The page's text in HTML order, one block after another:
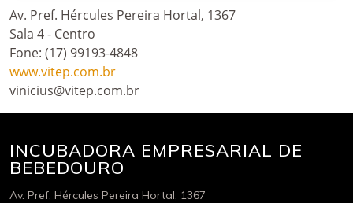
Av. Pref. Hércules Pereira Hortal, 1367
Sala 4 - Centro
Fone: (17) 99193-4848
www.vitep.com.br
vinicius@vitep.com.br
INCUBADORA EMPRESARIAL DE
BEBEDOURO
Av. Pref. Hércules Pereira Hortal, 1367